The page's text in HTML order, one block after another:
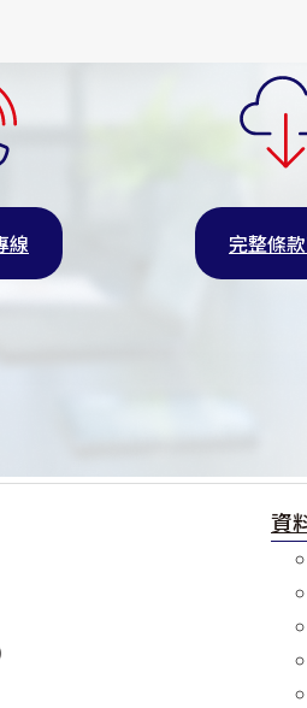
。
下陷、滑動、開裂、決口。
高漲、洪水。
Coverage:
sliding, cracking, and
and floods caused by
線 完整條
資